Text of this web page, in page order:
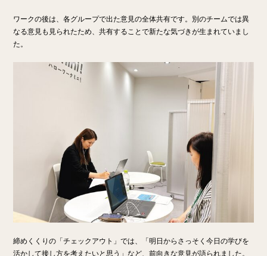
ワークの後は、各グループで出た意見の全体共有です。 別のチームでは異
なる意見も見られたため、共有することで新たな気づきが生まれていまし
た。
締めくくりの「チェックアウト」では、「明日からさっそく今日の学びを
活かして接し方を考えたいと思う」など、前向きな意見が語られました。